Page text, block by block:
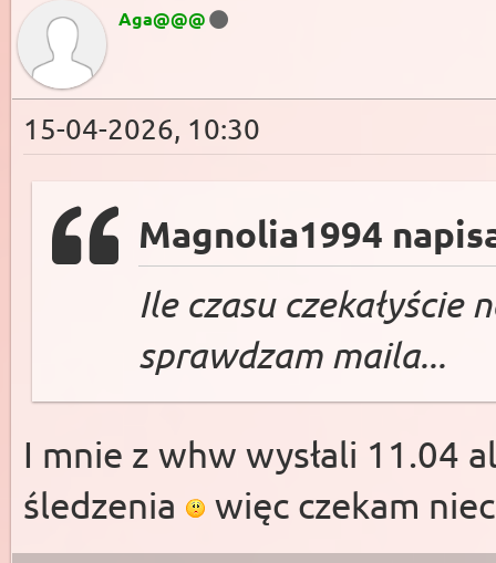
Aga@@@
15-04-2026, 10:30
Magnolia1994
Ile czasu czekałyście
sprawdzam maila...
I mnie z whw wysłali 11.04
śledzenia
więc czekam